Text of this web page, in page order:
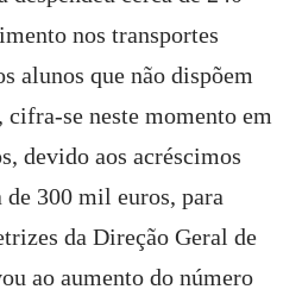
nos transportes
alunos que não dispõem
se neste momento em
devido aos acréscimos
de 300 mil euros, para
da Direção Geral de
ao aumento do número